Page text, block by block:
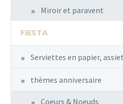
Miroir et paravent
FIESTA
Serviettes en papier,
thèmes anniversaire
Coeurs & Noeuds